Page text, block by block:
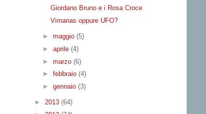
Giordano Bruno e i Rosa Croce
Vimanas oppure UFO?
► maggio (5)
► aprile (4)
► marzo (6)
► febbraio (4)
► gennaio (3)
► 2013 (64)